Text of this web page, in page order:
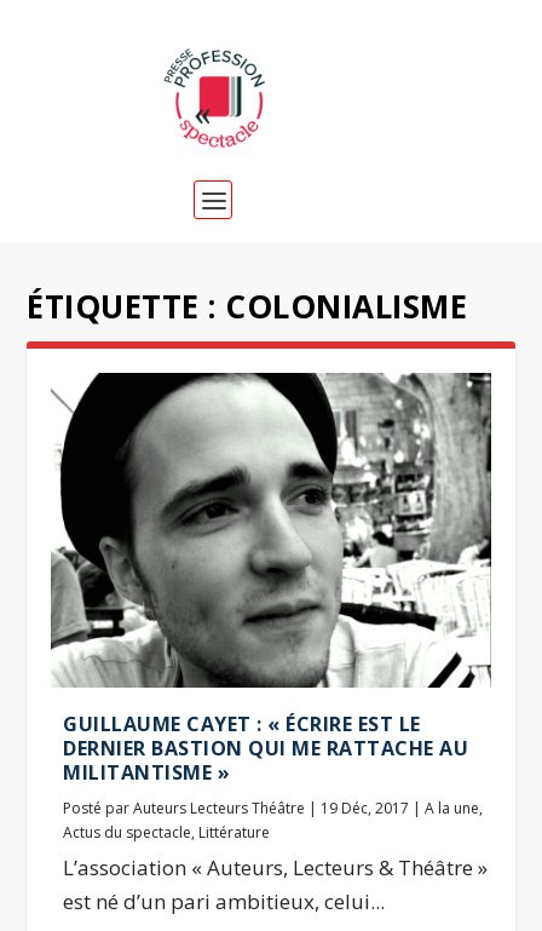
ÉTIQUETTE : COLONIALISME
GUILLAUME CAYET : « ÉCRIRE EST LE
DERNIER BASTION QUI ME RATTACHE AU
MILITANTISME »
Posté parAuteurs Lecteurs Théâtre | 19 Déc, 2017 |A la une,
Actus du spectacle, Littérature
L’association « Auteurs, Lecteurs & Théâtre »
est né d’un pari ambitieux, celui...